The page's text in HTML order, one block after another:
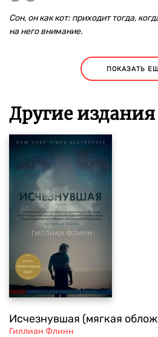
Сон, он как кот: приходит тогда,
на него внимание.
ПОКАЗАТЬ
Другие
Исчезнувшая (мягкая
Гиллиан Флинн